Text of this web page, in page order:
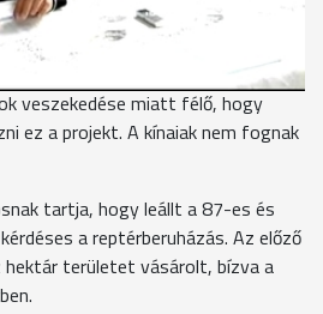
képviselő, MSZP
és a Közlekedési,
a fideszhez közeli
veszekedése miatt félő, hogy
ez a projekt. A kínaiak nem fognak
tartja, hogy leállt a 87-es és
a reptérberuházás. Az előző
területet vásárolt, bízva a